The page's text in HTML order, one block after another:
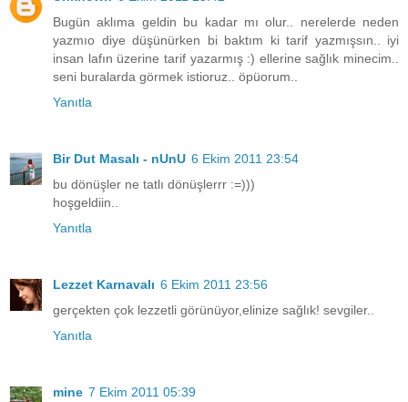
Bugün aklıma geldin bu kadar mı olur.. nerelerde neden
yazmıo diye düşünürken bi baktım ki tarif yazmışsın.. iyi
insan lafın üzerine tarif yazarmış :) ellerine sağlık minecim..
seni buralarda görmek istioruz.. öpüorum..
Yanıtla
Bir Dut Masalı - nUnU 6 Ekim 2011 23:54
bu dönüşler ne tatlı dönüşlerrr :=)))
hoşgeldiin..
Yanıtla
Lezzet Karnavalı 6 Ekim 2011 23:56
gerçekten çok lezzetli görünüyor,elinize sağlık! sevgiler..
Yanıtla
mine 7 Ekim 2011 05:39